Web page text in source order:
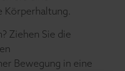
Ziehen Sie die
Bewegung in eine